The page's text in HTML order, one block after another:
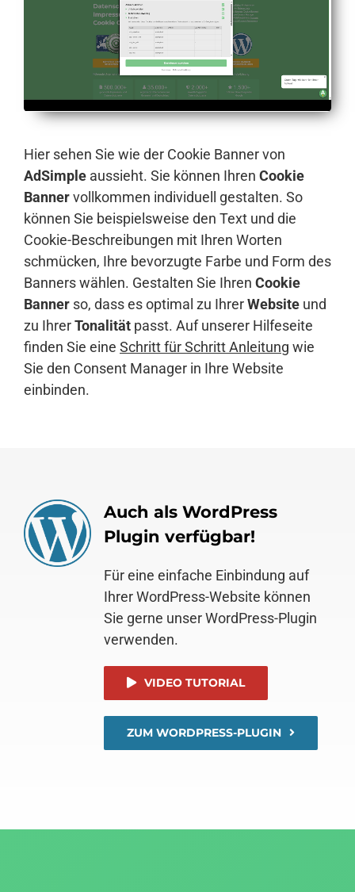
Hier sehen Sie wie der Cookie Banner von
AdSimple aussieht. Sie können Ihren Cookie
Bannervollkommen individuell gestalten. So
können Sie beispielsweise den Text und die
Cookie-Beschreibungen mit Ihren Worten
schmücken, Ihre bevorzugte Farbe und Form des
Banners wählen. Gestalten Sie Ihren Cookie
Banner so, dass es optimal zu IhrerWebsite und
zu IhrerTonalität passt. Auf unserer Hilfeseite
finden Sie eine Schritt für Schritt Anleitung wie
Sie den Consent Manager in Ihre Website
einbinden.
Auch als WordPress
Plugin verfügbar!
Für eine einfache Einbindung auf
Ihrer WordPress-Website können
Sie gerne unser WordPress-Plugin
verwenden.
VIDEO TUTORIAL
ZUM WORDPRESS-PLUGIN